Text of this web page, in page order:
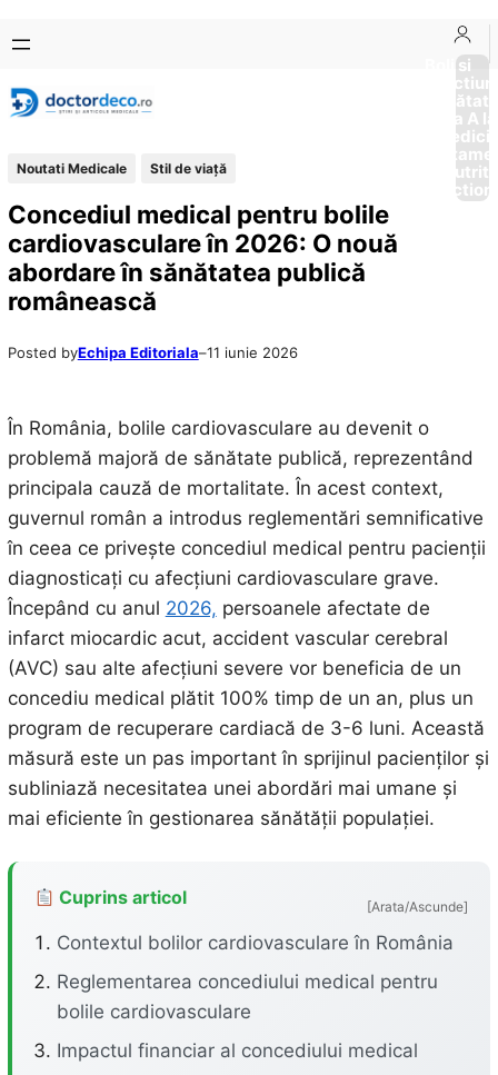
conținut
content
Boli si
Afectiuni
Sănătate
de la A
Noutati Medicale Stil de viaţă
Concediul medical pentru bolile
cardiovasculare în 2026: O nouă
abordare în sănătatea publică
românească
Posted byEchipa Editoriala–11 iunie 2026
În România, bolile cardiovasculare au devenit o
problemă majoră de sănătate publică, reprezentând
principala cauză de mortalitate. În acest context,
guvernul român a introdus reglementări semnificative
în ceea ce privește concediul medical pentru pacienții
diagnosticați cu afecțiuni cardiovasculare grave.
Începând cu anul 2026, persoanele afectate de
infarct miocardic acut, accident vascular cerebral
(AVC) sau alte afecțiuni severe vor beneficia de un
concediu medical plătit 100% timp de un an, plus un
program de recuperare cardiacă de 3-6 luni. Această
măsură este un pas important în sprijinul pacienților și
subliniază necesitatea unei abordări mai umane și
mai eficiente în gestionarea sănătății populației.
Cuprins articol [Arata/Ascunde]
Contextul bolilor cardiovasculare în România
Reglementarea concediului medical pentru
bolile cardiovasculare
Impactul financiar al concediului medical